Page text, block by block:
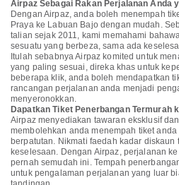
Airpaz Sebagai Rakan Perjalanan Anda
Dengan Airpaz, anda boleh menempah
Praya ke Labuan Bajo dengan mudah.
talian sejak 2011, kami memahami
sesuatu yang berbeza, sama ada
Itulah sebabnya Airpaz komited untuk
yang paling sesuai, direka khas untuk
beberapa klik, anda boleh mendapatkan
rancangan perjalanan anda menjadi
menyeronokkan.
Dapatkan Tiket Penerbangan Termurah
Airpaz menyediakan tawaran eksklusif
membolehkan anda menempah tiket
berpatutan. Nikmati faedah kadar
keselesaan. Dengan Airpaz, perjalanan
pernah semudah ini. Tempah
untuk pengalaman perjalanan yang luar